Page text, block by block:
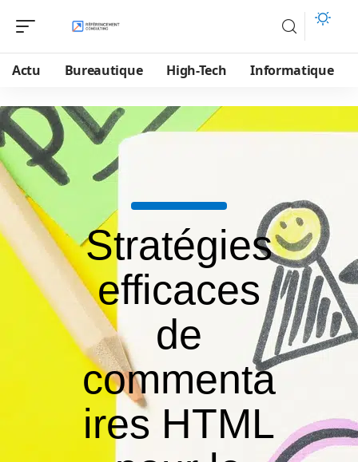
Actu Bureautique High-Tech Informatique
Stratégies
efficaces
de
commenta
ires HTML